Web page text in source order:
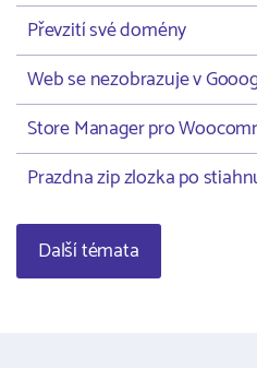
Převzití své domény
Web se nezobrazuje v
Store Manager pro
Prazdna zip zlozka po
Další témata